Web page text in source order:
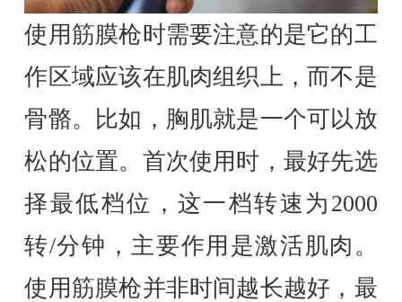
使用筋膜枪时需要注意的是它的工
作区域应该在肌肉组织上，而不是
骨骼。比如，胸肌就是一个可以放
松的位置。首次使用时，最好先选
择最低档位，这一档转速为2000
转/分钟，主要作用是激活肌肉。
使用筋膜枪并非时间越长越好，最